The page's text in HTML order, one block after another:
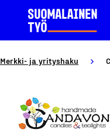
Merkki- ja yrityshaku